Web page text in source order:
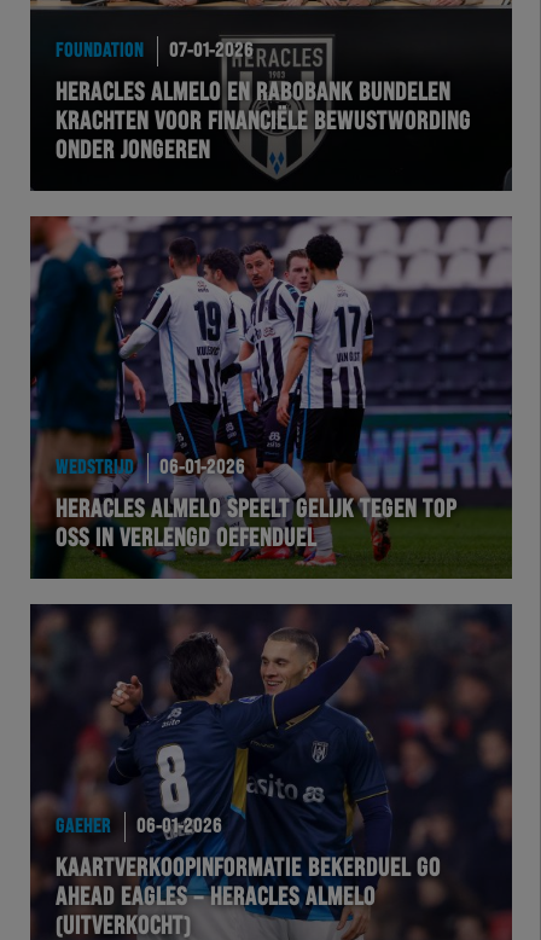
FOUNDATION 07-01-2026
HERACLES ALMELO EN RABOBANK BUNDELEN
KRACHTEN VOOR FINANCIËLE BEWUSTWORDING
ONDER JONGEREN
WEDSTRIJD 06-01-2026
HERACLES ALMELO SPEELT GELIJK TEGEN TOP
OSS IN VERLENGD OEFENDUEL
GAEHER 06-01-2026
KAARTVERKOOPINFORMATIE BEKERDUEL GO
AHEAD EAGLES – HERACLES ALMELO
(UITVERKOCHT)